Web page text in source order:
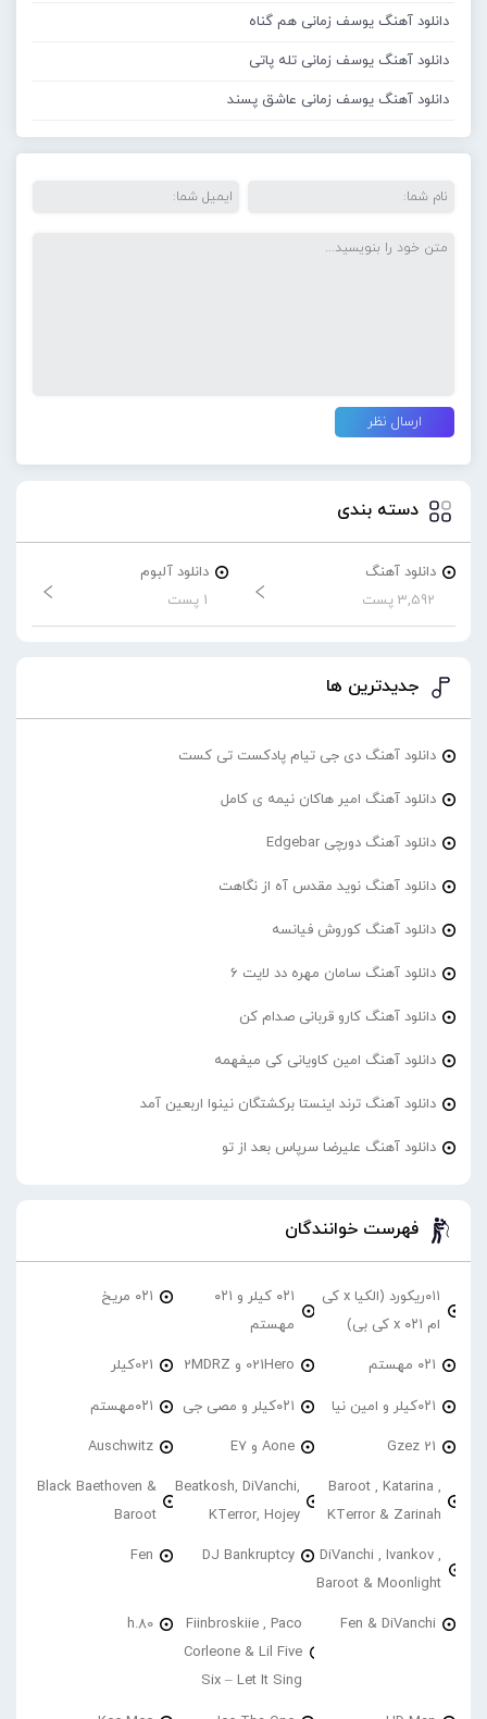
دانلود آهنگ یوسف زمانی هم گناه
دانلود آهنگ یوسف زمانی تله پاتی
دانلود آهنگ یوسف زمانی عاشق پسند
دسته بندی
دانلود آهنگ
3,592 پست
دانلود آلبوم
1 پست
جدیدترین ها
دانلود آهنگ دی جی تیام پادکست تی کست
دانلود آهنگ امیر هاکان نیمه ی کامل
دانلود آهنگ دورچی Edgebar
دانلود آهنگ نوید مقدس آه از نگاهت
دانلود آهنگ کوروش فیانسه
دانلود آهنگ سامان مهره دد لایت 6
دانلود آهنگ کارو قربانی صدام کن
دانلود آهنگ امین کاویانی کی میفهمه
دانلود آهنگ ترند اینستا برکشتگان نینوا اربعین آمد
دانلود آهنگ علیرضا سرپاس بعد از تو
فهرست خوانندگان
۰۱۱ریکورد (الکیا x کی
ام ۰۲۱ x کی بی)
۰۲۱ کیلر و ۰۲۱
مهستم
۰۲۱ مریخ
۰۲۱ مهستم 021Hero و 2MDRZ 021کیلر
۰۲۱کیلر و امین نیا ۰۲۱کیلر و مصی جی ۰۲۱مهستم
21 Gzez Aone و E7 Auschwitz
Baroot , Katarina ,
KTerror & Zarinah
Beatkosh, DiVanchi,
KTerror, Hojey
Black Baethoven &
Baroot
DiVanchi , Ivankov ,
Baroot & Moonlight
DJ Bankruptcy
Fen
Fen & DiVanchi
Fiinbroskiie , Paco
Corleone & Lil Five
Six – Let It Sing
h.80